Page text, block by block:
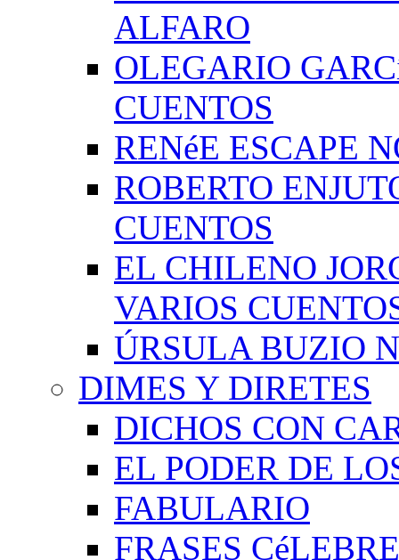
ALFARO
OLEGARIO
CUENTOS
RENéE ESCAPE
ROBERTO
CUENTOS
EL CHILENO
VARIOS
ÚRSULA BUZIO
DIMES Y DIRETES
DICHOS CON
EL PODER DE
FABULARIO
FRASES